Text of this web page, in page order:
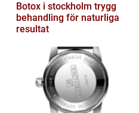
Botox i stockholm trygg
behandling för naturliga
resultat